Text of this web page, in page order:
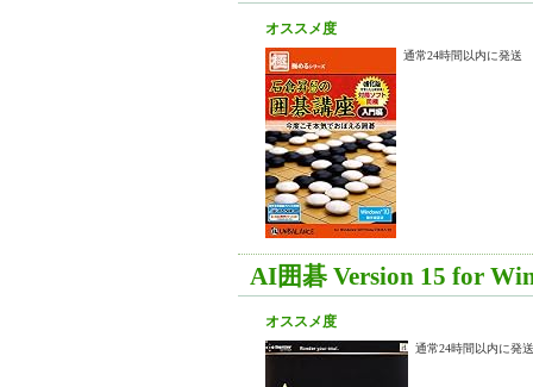
オススメ度
通常24時間以内に発送
AI囲碁 Version 15 for
オススメ度
通常24時間以内に発